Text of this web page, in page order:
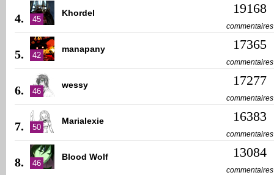
4. 45
Khordel 19168
commentaires
5. 42
manapany 17365
commentaires
6. 46
wessy 17277
commentaires
7. 50
Marialexie 16383
commentaires
8. 46
Blood Wolf 13084
commentaires